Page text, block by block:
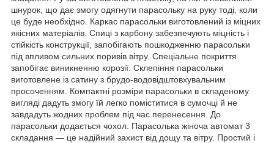
шнурок, що дає змогу одягнути парасольку на руку тоді, коли
це буде необхідно. Каркас парасольки виготовлений із міцних
якісних матеріалів. Спиці з карбону забезпечують міцність і
стійкість конструкції, запобігають пошкодженню парасольки
під впливом сильних поривів вітру. Спеціальне покриття
запобігає виникненню корозії. Склепіння парасольки
виготовлене із сатину з брудо-водовідштовхувальним
просоченням. Компактні розміри парасольки в складеному
вигляді дадуть змогу їй легко поміститися в сумочці й не
завдадуть жодних проблем під час перенесення. До
парасольки додається чохол. Парасолька жіноча автомат 3
складання — це надійний захист від дощу та вітру. Простий і